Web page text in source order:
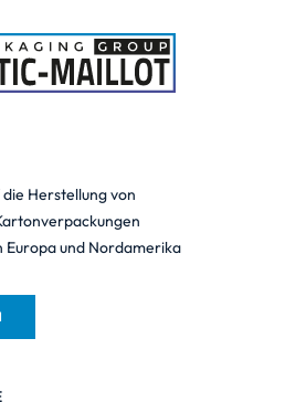
Herstellung von
Europa und Nordamerika